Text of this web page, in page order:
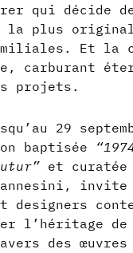
qui décide
la plus
Et la
carburant
projets.
29
baptisée
et curatée
designers
l’héritage de
des